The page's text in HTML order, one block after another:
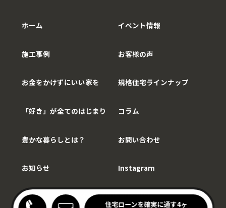
ホーム
施工事例
お金をかけずにいい家を
「好き」が全てのはじまり
豊かな暮らしとは？
お知らせ
イベント情報
お客様の声
規格住宅ラインナップ
コラム
お問い合わせ
Instagram
Copy©WithCarpenter.
キッチンの家見学会
住宅ローンを確実に通す4ヶ